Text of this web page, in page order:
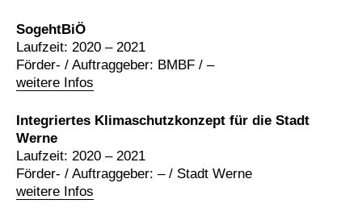
SogehtBiÖ
weitere Infos
Laufzeit: 2020 – 2021
Förder- / Auftraggeber: BMBF / –
Integriertes Klimaschutzkonzept für die Stadt
Werne
weitere Infos
Laufzeit: 2020 – 2021
Förder- / Auftraggeber: – / Stadt Werne